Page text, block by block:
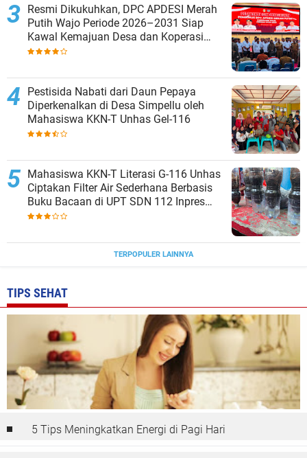
Resmi Dikukuhkan, DPC APDESI Merah
Putih Wajo Periode 2026–2031 Siap
Kawal Kemajuan Desa dan Koperasi
Merah Putih
Pestisida Nabati dari Daun Pepaya
Diperkenalkan di Desa Simpellu oleh
Mahasiswa KKN-T Unhas Gel-116
Mahasiswa KKN-T Literasi G-116 Unhas
Ciptakan Filter Air Sederhana Berbasis
Buku Bacaan di UPT SDN 112 Inpres
Bontomanai
TERPOPULER LAINNYA
TIPS SEHAT
5 Tips Meningkatkan Energi di Pagi Hari